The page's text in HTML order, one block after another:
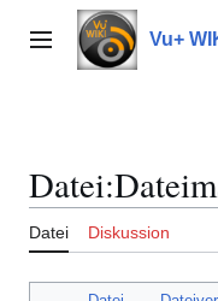
Inhalt
springenHauptmenü Vu+
Datei:
Datei Diskussion